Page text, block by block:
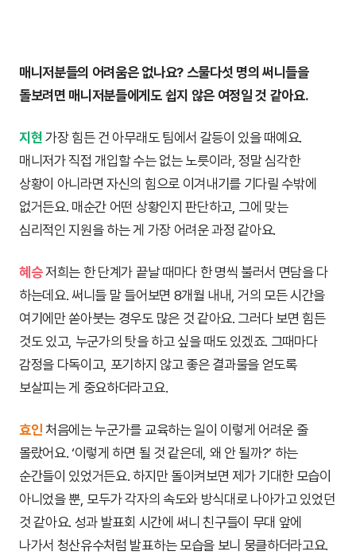
매니저분들의 어려움은 없나요? 스물다섯 명의 써니들을
돌보려면 매니저분들에게도 쉽지 않은 여정일 것 같아요.
지현가장 힘든 건 아무래도 팀에서 갈등이 있을 때예요.
매니저가 직접 개입할 수는 없는 노릇이라, 정말 심각한
상황이 아니라면 자신의 힘으로 이겨내기를 기다릴 수밖에
없거든요. 매순간 어떤 상황인지 판단하고, 그에 맞는
심리적인 지원을 하는 게 가장 어려운 과정 같아요.
혜승저희는 한 단계가 끝날 때마다 한 명씩 불러서 면담을 다
하는데요. 써니들 말 들어보면 8개월 내내, 거의 모든 시간을
여기에만 쏟아붓는 경우도 많은 것 같아요. 그러다 보면 힘든
것도 있고, 누군가의 탓을 하고 싶을 때도 있겠죠. 그때마다
감정을 다독이고, 포기하지 않고 좋은 결과물을 얻도록
보살피는 게 중요하더라고요.
효인처음에는 누군가를 교육하는 일이 이렇게 어려운 줄
몰랐어요. ‘이렇게 하면 될 것 같은데, 왜 안 될까?’ 하는
순간들이 있었거든요. 하지만 돌이켜보면 제가 기대한 모습이
아니었을 뿐, 모두가 각자의 속도와 방식대로 나아가고 있었던
것 같아요. 성과 발표회 시간에 써니 친구들이 무대 앞에
나가서 청산유수처럼 발표하는 모습을 보니 뭉클하더라고요.